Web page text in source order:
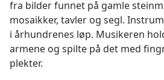
fra bilder funnet på gamle
mosaikker, tavler og segl.
i århundrenes løp. Musikeren
armene og spilte på det med
plekter.